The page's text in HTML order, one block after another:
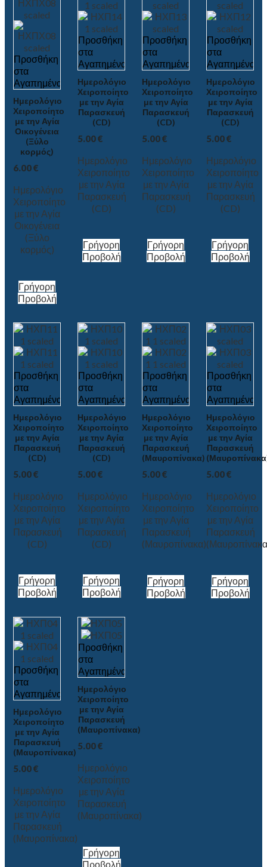
Προσθήκη
στα
Αγαπημένα
Ημερολόγιο
Χειροποίητο
με την Αγία
Οικογένεια
(Ξύλο
κορμός)
6.00€
Ημερολόγιο
Χειροποίητο
με την Αγία
Οικογένεια
(Ξύλο
κορμός)
Γρήγορη
Προβολή
Προσθήκη
στα
Αγαπημένα
Ημερολόγιο
Χειροποίητο
με την Αγία
Παρασκευή
(CD)
5.00€
Ημερολόγιο
Χειροποίητο
με την Αγία
Παρασκευή
(CD)
Γρήγορη
Προβολή
Προσθήκη
στα
Αγαπημένα
Ημερολόγιο
Χειροποίητο
με την Αγία
Παρασκευή
(CD)
5.00€
Ημερολόγιο
Χειροποίητο
με την Αγία
Παρασκευή
(CD)
Γρήγορη
Προβολή
Προσθήκη
στα
Αγαπημένα
Ημερολόγιο
Χειροποίητο
με την Αγία
Παρασκευή
(CD)
5.00€
Ημερολόγιο
Χειροποίητο
με την Αγία
Παρασκευή
(CD)
Γρήγορη
Προβολή
Προσθήκη
στα
Αγαπημένα
Ημερολόγιο
Χειροποίητο
με την Αγία
Παρασκευή
(CD)
5.00€
Ημερολόγιο
Χειροποίητο
με την Αγία
Παρασκευή
(CD)
Γρήγορη
Προβολή
Προσθήκη
στα
Αγαπημένα
Ημερολόγιο
Χειροποίητο
με την Αγία
Παρασκευή
(CD)
5.00€
Ημερολόγιο
Χειροποίητο
με την Αγία
Παρασκευή
(CD)
Γρήγορη
Προβολή
Προσθήκη
στα
Αγαπημένα
Ημερολόγιο
Χειροποίητο
με την Αγία
Παρασκευή
(Μαυροπίνακα)
5.00€
Ημερολόγιο
Χειροποίητο
με την Αγία
Παρασκευή
(Μαυροπίνακα)
Γρήγορη
Προβολή
Προσθήκη
στα
Αγαπημένα
Ημερολόγιο
Χειροποίητο
με την Αγία
Παρασκευή
5.00€
Ημερολόγιο
Χειροποίητο
με την Αγία
Παρασκευή
Γρήγορη
Προβολή
Προσθήκη
στα
Αγαπημένα
Ημερολόγιο
Χειροποίητο
με την Αγία
Παρασκευή
(Μαυροπίνακα)
5.00€
Ημερολόγιο
Χειροποίητο
με την Αγία
Παρασκευή
(Μαυροπίνακα)
Προσθήκη
στα
Αγαπημένα
Ημερολόγιο
Χειροποίητο
με την Αγία
Παρασκευή
(Μαυροπίνακα)
5.00€
Ημερολόγιο
Χειροποίητο
με την Αγία
Παρασκευή
(Μαυροπίνακα)
Γρήγορη
Προβολή